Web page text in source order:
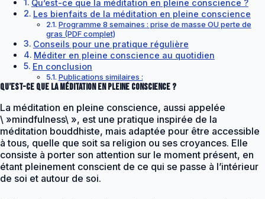
Qu’est-ce que la méditation en pleine conscience ?
Les bienfaits de la méditation en pleine conscience
Programme 8 semaines : prise de masse OU perte de
gras (PDF complet)
Conseils pour une pratique régulière
Méditer en pleine conscience au quotidien
En conclusion
Publications similaires :
Qu’est-ce que la méditation en pleine conscience ?
La méditation en pleine conscience, aussi appelée
\ »mindfulness\ », est une pratique inspirée de la
méditation bouddhiste, mais adaptée pour être accessible
à tous, quelle que soit sa religion ou ses croyances. Elle
consiste à porter son attention sur le moment présent, en
étant pleinement conscient de ce qui se passe à l’intérieur
de soi et autour de soi.